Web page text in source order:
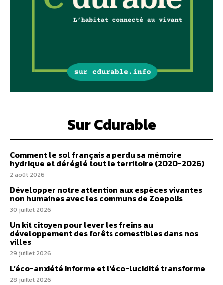
Sur Cdurable
Comment le sol français a perdu sa mémoire
hydrique et déréglé tout le territoire (2020-2026)
2 août 2026
Développer notre attention aux espèces vivantes
non humaines avec les communs de Zoepolis
30 juillet 2026
Un kit citoyen pour lever les freins au
développement des forêts comestibles dans nos
villes
29 juillet 2026
L’éco-anxiété informe et l’éco-lucidité transforme
28 juillet 2026